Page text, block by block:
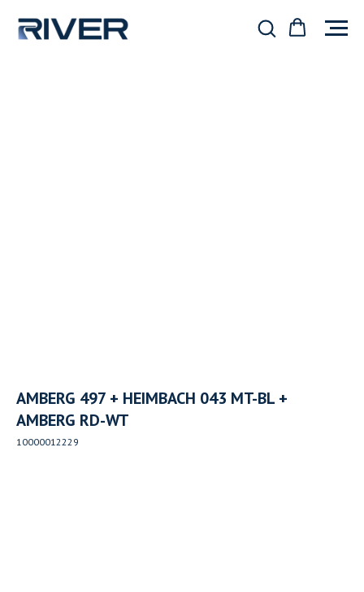
AMBERG 497 + HEIMBACH 043 MT-BL +
AMBERG RD-WT
10000012229